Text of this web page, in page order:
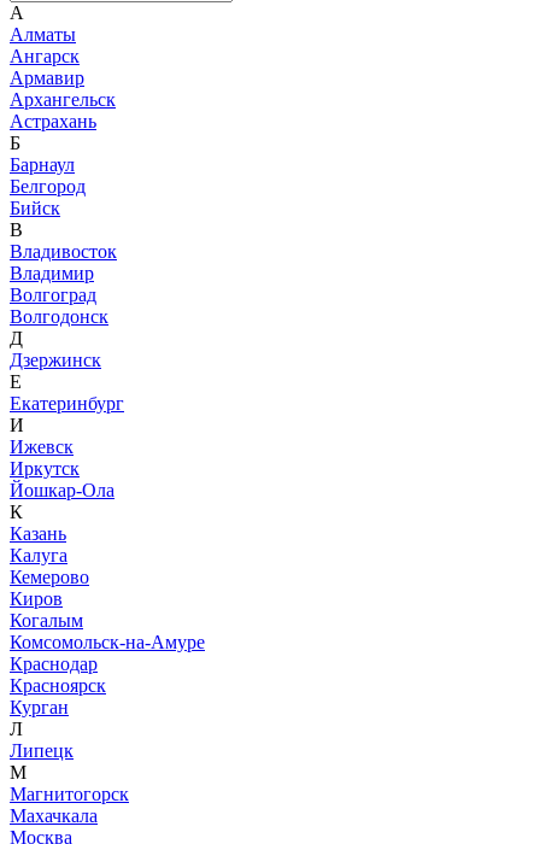
А
Алматы
Ангарск
Армавир
Архангельск
Астрахань
Б
Барнаул
Белгород
Бийск
В
Владивосток
Владимир
Волгоград
Волгодонск
Д
Дзержинск
Е
Екатеринбург
И
Ижевск
Иркутск
Йошкар-Ола
К
Казань
Калуга
Кемерово
Киров
Когалым
Комсомольск-на-Амуре
Краснодар
Красноярск
Курган
Л
Липецк
М
Магнитогорск
Махачкала
Москва